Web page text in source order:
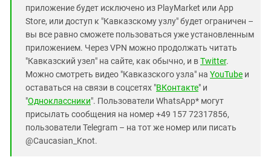
приложение будет исключено из PlayMarket или App
Store, или доступ к "Кавказскому узлу" будет ограничен –
вы все равно сможете пользоваться уже установленным
приложением. Через VPN можно продолжать читать
"Кавказский узел" на сайте, как обычно, и вTwitter.
Можно смотреть видео "Кавказского узла" на YouTube и
оставаться на связи в соцсетях "ВКонтакте" и
"Одноклассники". Пользователи WhatsApp* могут
присылать сообщения на номер +49 157 72317856,
пользователи Telegram – на тот же номер или писать
@Caucasian_Knot.